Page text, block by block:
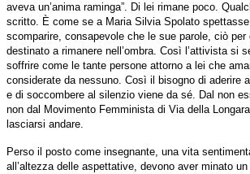
aveva un’anima raminga”. Di lei rimane poco.
scritto. È come se a Maria Silvia Spolato
scomparire, consapevole che le sue parole, ciò
destinato a rimanere nell’ombra. Così l’attivista si
soffrire come le tante persone attorno a lei che
considerate da nessuno. Così il bisogno di aderire
e di soccombere al silenzio viene da sé. Dal non
non dal Movimento Femminista di Via della
lasciarsi andare.
Perso il posto come insegnante, una vita
all’altezza delle aspettative, devono aver minato